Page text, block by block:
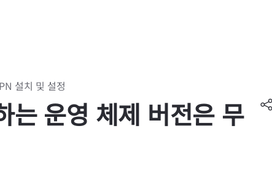
설치 및 설정
는 운영 체제 버전은 무